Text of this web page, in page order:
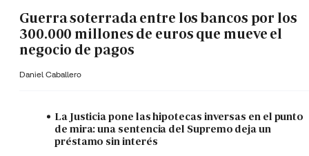
Guerra soterrada entre los bancos por los
300.000 millones de euros que mueve el
negocio de pagos
Daniel Caballero
La Justicia pone las hipotecas inversas en el punto
de mira: una sentencia del Supremo deja un
préstamo sin interés